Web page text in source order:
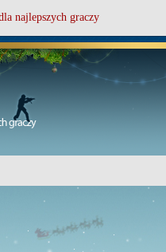
najlepszych graczy